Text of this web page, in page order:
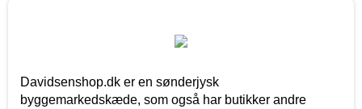
Davidsenshop.dk er en sønderjysk
byggemarkedskæde, som også har butikker andre